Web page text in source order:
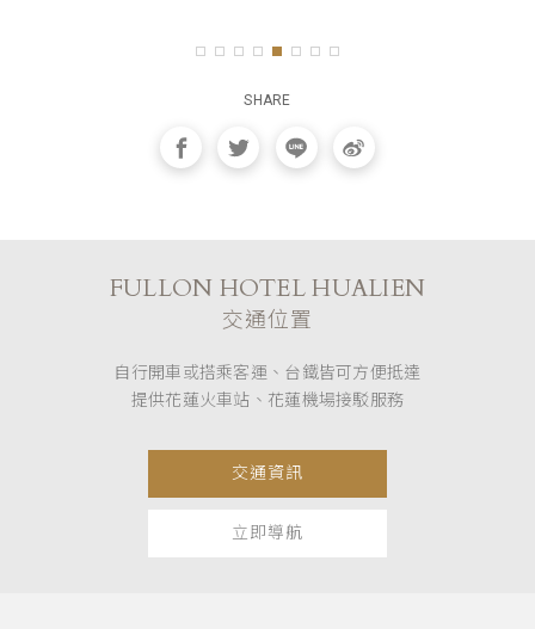
SHARE
FULLON HOTEL HUALIEN
交通位置
自行開車或搭乘客運、台鐵皆可方便抵達
提供花蓮火車站、花蓮機場接駁服務
交通資訊
立即導航